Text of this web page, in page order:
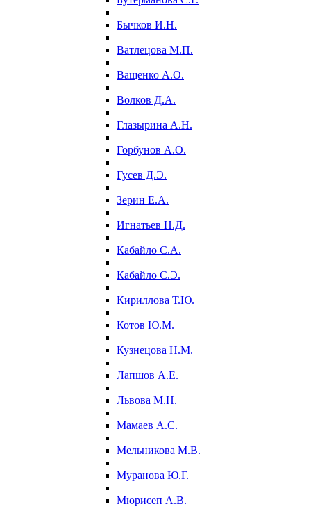
Бычков И.Н.
Ватлецова М.П.
Ващенко А.О.
Волков Д.А.
Глазырина А.Н.
Горбунов А.О.
Гусев Д.Э.
Зерин Е.А.
Игнатьев Н.Д.
Кабайло С.А.
Кабайло С.Э.
Кириллова Т.Ю.
Котов Ю.М.
Кузнецова Н.М.
Лапшов А.Е.
Львова М.Н.
Мамаев А.С.
Мельникова М.В.
Муранова Ю.Г.
Мюрисеп А.В.